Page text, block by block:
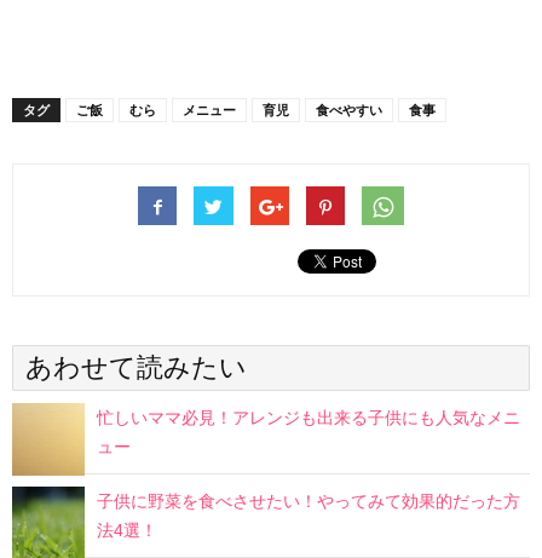
タグ ご飯 むら メニュー 育児 食べやすい 食事
あわせて読みたい
忙しいママ必見！アレンジも出来る子供にも人気なメニ
ュー
子供に野菜を食べさせたい！やってみて効果的だった方
法4選！